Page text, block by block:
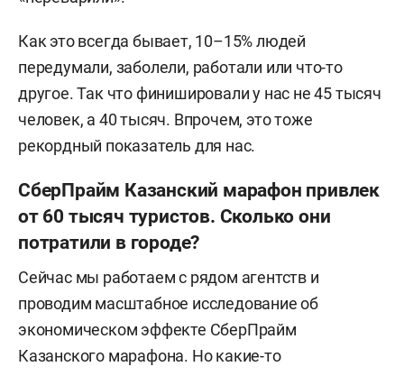
Как это всегда бывает, 10–15% людей
передумали, заболели, работали или что-то
другое. Так что финишировали у нас не 45 тысяч
человек, а 40 тысяч. Впрочем, это тоже
рекордный показатель для нас.
СберПрайм Казанский марафон привлек
от 60 тысяч туристов. Сколько они
потратили в городе?
Сейчас мы работаем с рядом агентств и
проводим масштабное исследование об
экономическом эффекте СберПрайм
Казанского марафона. Но какие-то